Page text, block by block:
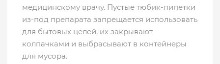
медицинскому врачу. Пустые тюбик-пипетки
из-под препарата запрещается использовать
для бытовых целей, их закрывают
колпачками и выбрасывают в контейнеры
для мусора.